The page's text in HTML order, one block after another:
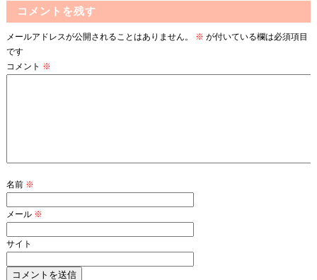
コメントを残す
メールアドレスが公開されることはありません。 ※ が付いている欄は必須項目
です
コメント ※
名前 ※
メール ※
サイト